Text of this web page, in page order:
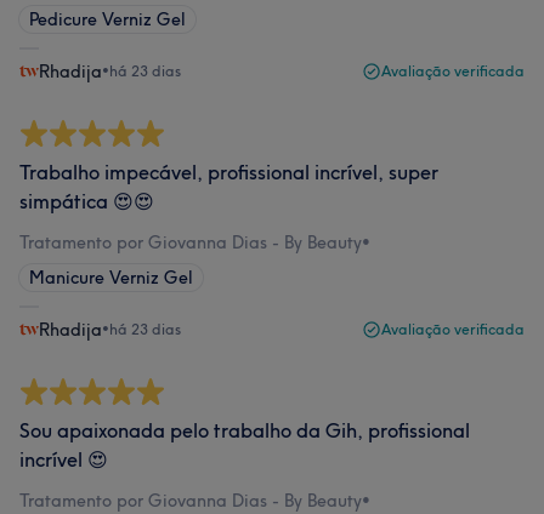
Pedicure Verniz Gel
Rhadija•há 23 dias Avaliação verificada
Trabalho impecável, profissional incrível, super
simpática 😍😍
Tratamento por Giovanna Dias - By Beauty•
Manicure Verniz Gel
Rhadija•há 23 dias Avaliação verificada
Sou apaixonada pelo trabalho da Gih, profissional
incrível 😍
Tratamento por Giovanna Dias - By Beauty•